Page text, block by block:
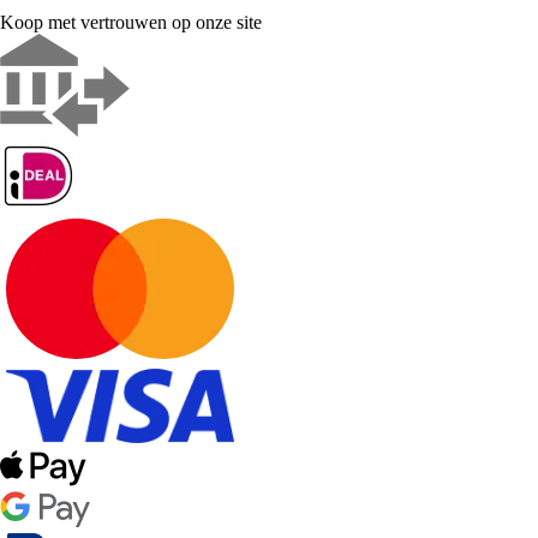
Koop met vertrouwen op onze site